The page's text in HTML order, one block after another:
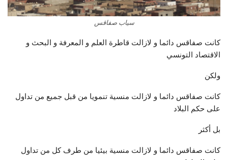
سياب صفاقس
كانت صفاقس دائما و لازالت قاطرة العلم و المعرفة و البحث و
الاقتصاد التونسي
ولكن
كانت صفاقس دائما و لازالت منسية تنمويا من قبل جميع من تداول
على حكم البلاد
بل أكثر
كانت صفاقس دائما و لازالت منسية بيئيا من طرف كل من تداول